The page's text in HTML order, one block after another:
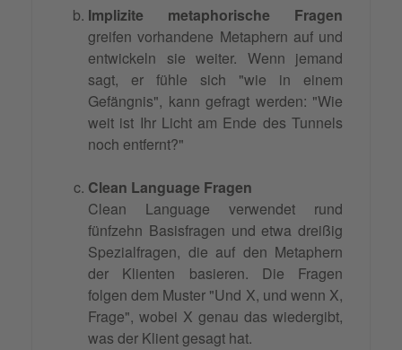
Implizite metaphorische Fragen
greifen vorhandene Metaphern auf und
entwickeln sie weiter. Wenn jemand
sagt, er fühle sich "wie in einem
Gefängnis", kann gefragt werden: "Wie
weit ist Ihr Licht am Ende des Tunnels
noch entfernt?"
Clean Language Fragen
Clean Language verwendet rund
fünfzehn Basisfragen und etwa dreißig
Spezialfragen, die auf den Metaphern
der Klienten basieren. Die Fragen
folgen dem Muster "Und X, und wenn X,
Frage", wobei X genau das wiedergibt,
was der Klient gesagt hat.